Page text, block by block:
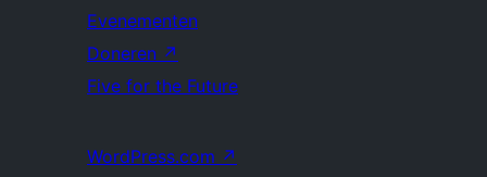
Evenementen
Doneren ↗
Five for the Future
WordPress.com ↗